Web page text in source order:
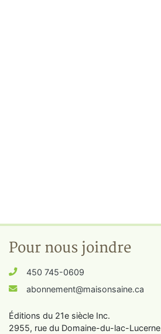
Pour nous joindre
450 745-0609
abonnement@maisonsaine.ca
Éditions du 21e siècle Inc.
2955, rue du Domaine-du-lac-Lucerne